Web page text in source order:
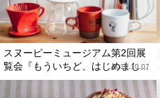
スヌーピーミュージアム第2回展
覧会『もういちど、はじめまし...
2016.10.07